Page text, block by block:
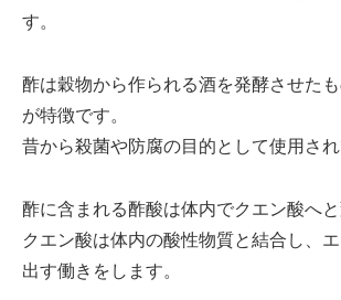
す。
酢は穀物から作られる酒を発酵させた
が特徴です。
昔から殺菌や防腐の目的として使用され
酢に含まれる酢酸は体内でクエン酸へと
クエン酸は体内の酸性物質と結合し、
出す働きをします。